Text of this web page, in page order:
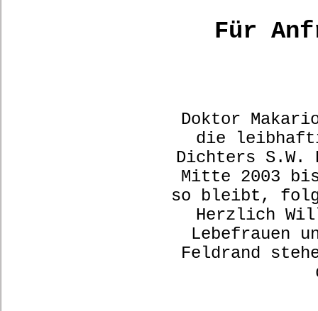
Für An
Doktor
die
Dichters
Mitte 2003
so bleibt,
Herzlich
Lebefrauen
Feldrand